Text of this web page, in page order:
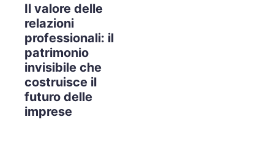
Il valore delle
relazioni
professionali: il
patrimonio
invisibile che
costruisce il
futuro delle
imprese